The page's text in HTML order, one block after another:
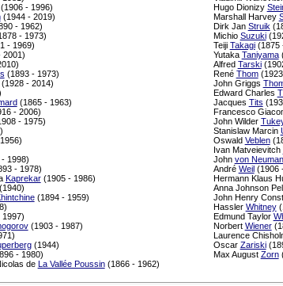
- 1996)
(1944 - 2019)
- 1962)
- 1973)
- 1969)
(1893 - 1973)
(1928 - 2014)
(1865 - 1963)
- 2006)
- 1975)
1998)
- 1978)
Kaprekar(1905 - 1986)
(1894 - 1959)
(1903 - 1987)
(1944)
- 1980)
de La Vallée Poussin(1866 - 1962)
Hugo Dionizy
Marshall Harvey
Dirk Jan Struik
Michio Suzuki
Teiji Takagi(1875
Yutaka Taniyama
Alfred Tarski
René Thom(1923
John Griggs
Edward Charles
Jacques Tits
Francesco
John Wilder
Stanislaw Marcin
Oswald Veblen
Ivan Matveievitch
John von
André Weil(1906
Hermann Klaus
Anna Johnson
John Henry
Hassler Whitney
Edmund Taylor
Norbert Wiener
Laurence
Oscar Zariski
Max August Zorn